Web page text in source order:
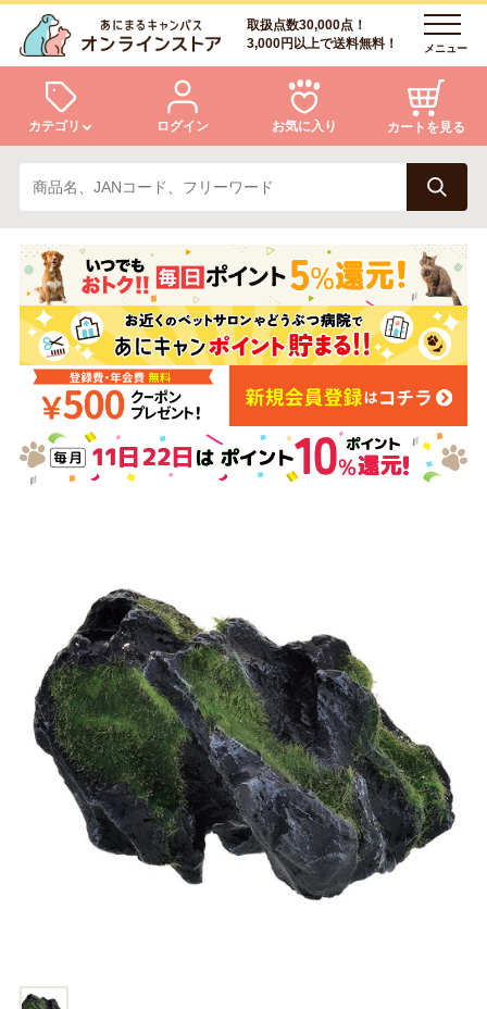
取扱点数30,000点！
3,000円以上で送料無料！
メニュー
カテゴリ
犬 猫
小動物・鳥 アクア・爬虫類・昆虫
ドッグフード キャットフード
美容・ケア用品 服・おさんぽ用品
トリマーグッズ
ログイン お気に入り カートを見る
ログイン
会員登録
あにまるキャンパスについて
アフターサービス
商品リクエスト